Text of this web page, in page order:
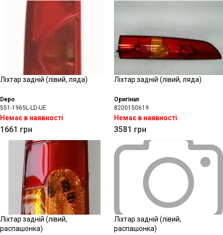
Ліхтар задній (лівий, ляда)
Depo
551-1965L-LD-UE
Немає в наявності
1661 грн
Ліхтар задній (лівий, ляда)
Оригінал
8200150619
Немає в наявності
3581 грн
Ліхтар задній (лівий,
распашонка)
Ліхтар задній (лівий,
распашонка)